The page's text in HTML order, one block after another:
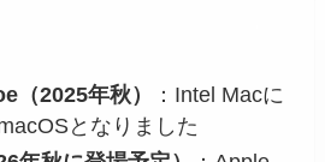
（2025年秋）
：Intel Macに
となりました